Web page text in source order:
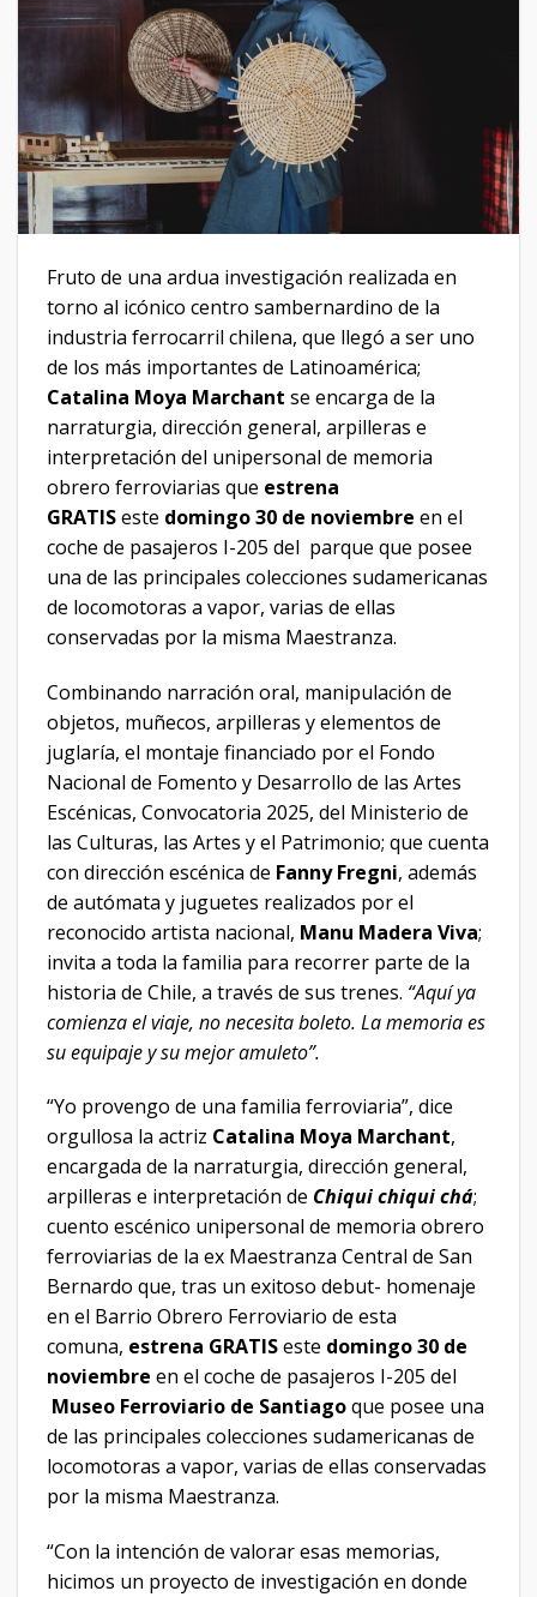
Fruto de una ardua investigación realizada en
torno al icónico centro sambernardino de la
industria ferrocarril chilena, que llegó a ser uno
de los más importantes de Latinoamérica;
Catalina Moya Marchant se encarga de la
narraturgia, dirección general, arpilleras e
interpretación del unipersonal de memoria
obrero ferroviarias que estrena
GRATISeste domingo 30 de noviembre en el
coche de pasajeros I-205 del parque que posee
una de las principales colecciones sudamericanas
de locomotoras a vapor, varias de ellas
conservadas por la misma Maestranza.
Combinando narración oral, manipulación de
objetos, muñecos, arpilleras y elementos de
juglaría, el montaje financiado por el Fondo
Nacional de Fomento y Desarrollo de las Artes
Escénicas, Convocatoria 2025, del Ministerio de
las Culturas, las Artes y el Patrimonio; que cuenta
con dirección escénica de Fanny Fregni, además
de autómata y juguetes realizados por el
reconocido artista nacional, Manu Madera Viva;
invita a toda la familia para recorrer parte de la
historia de Chile, a través de sus trenes. “Aquí ya
comienza el viaje, no necesita boleto. La memoria es
su equipaje y su mejor amuleto”.
“Yo provengo de una familia ferroviaria”, dice
orgullosa la actriz Catalina Moya Marchant,
encargada de la narraturgia, dirección general,
arpilleras e interpretación de Chiqui chiqui chá;
cuento escénico unipersonal de memoria obrero
ferroviarias de la ex Maestranza Central de San
Bernardo que, tras un exitoso debut- homenaje
en el Barrio Obrero Ferroviario de esta
comuna, estrena GRATISeste domingo 30 de
noviembre en el coche de pasajeros I-205 del
Museo Ferroviario de Santiagoque posee una
de las principales colecciones sudamericanas de
locomotoras a vapor, varias de ellas conservadas
por la misma Maestranza.
“Con la intención de valorar esas memorias,
hicimos un proyecto de investigación en donde